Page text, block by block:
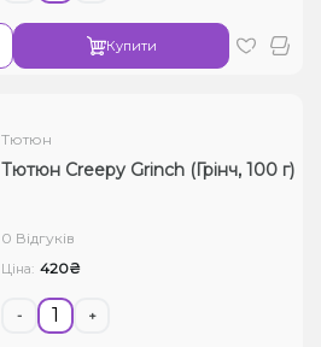
Купити
Тютюн
Тютюн Creepy Grinch (Грінч, 100 г)
0 Відгуків
Ціна: 420₴
- +